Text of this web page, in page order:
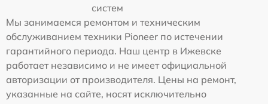
систем
Мы занимаемся ремонтом и техническим
обслуживанием техники Pioneer по истечении
гарантийного периода. Наш центр в Ижевске
работает независимо и не имеет официальной
авторизации от производителя. Цены на ремонт,
указанные на сайте, носят исключительно